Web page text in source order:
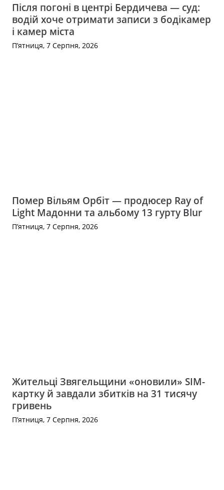
Після погоні в центрі Бердичева — суд:
водій хоче отримати записи з бодікамер
і камер міста
П’ятниця, 7 Серпня, 2026
Помер Вільям Орбіт — продюсер Ray of
Light Мадонни та альбому 13 гурту Blur
П’ятниця, 7 Серпня, 2026
Жительці Звягельщини «оновили» SIM-
картку й завдали збитків на 31 тисячу
гривень
П’ятниця, 7 Серпня, 2026